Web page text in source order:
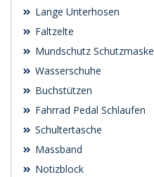
Lange Unterhosen
Faltzelte
Mundschutz Schutzmaske
Wasserschuhe
Buchstützen
Fahrrad Pedal Schlaufen
Schultertasche
Massband
Notizblock